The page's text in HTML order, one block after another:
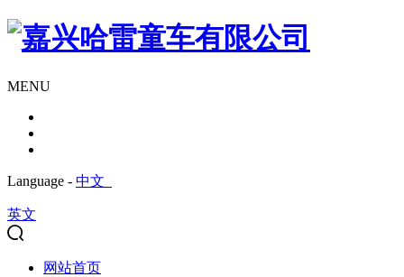
MENU
Language - 中文
英文
网站首页